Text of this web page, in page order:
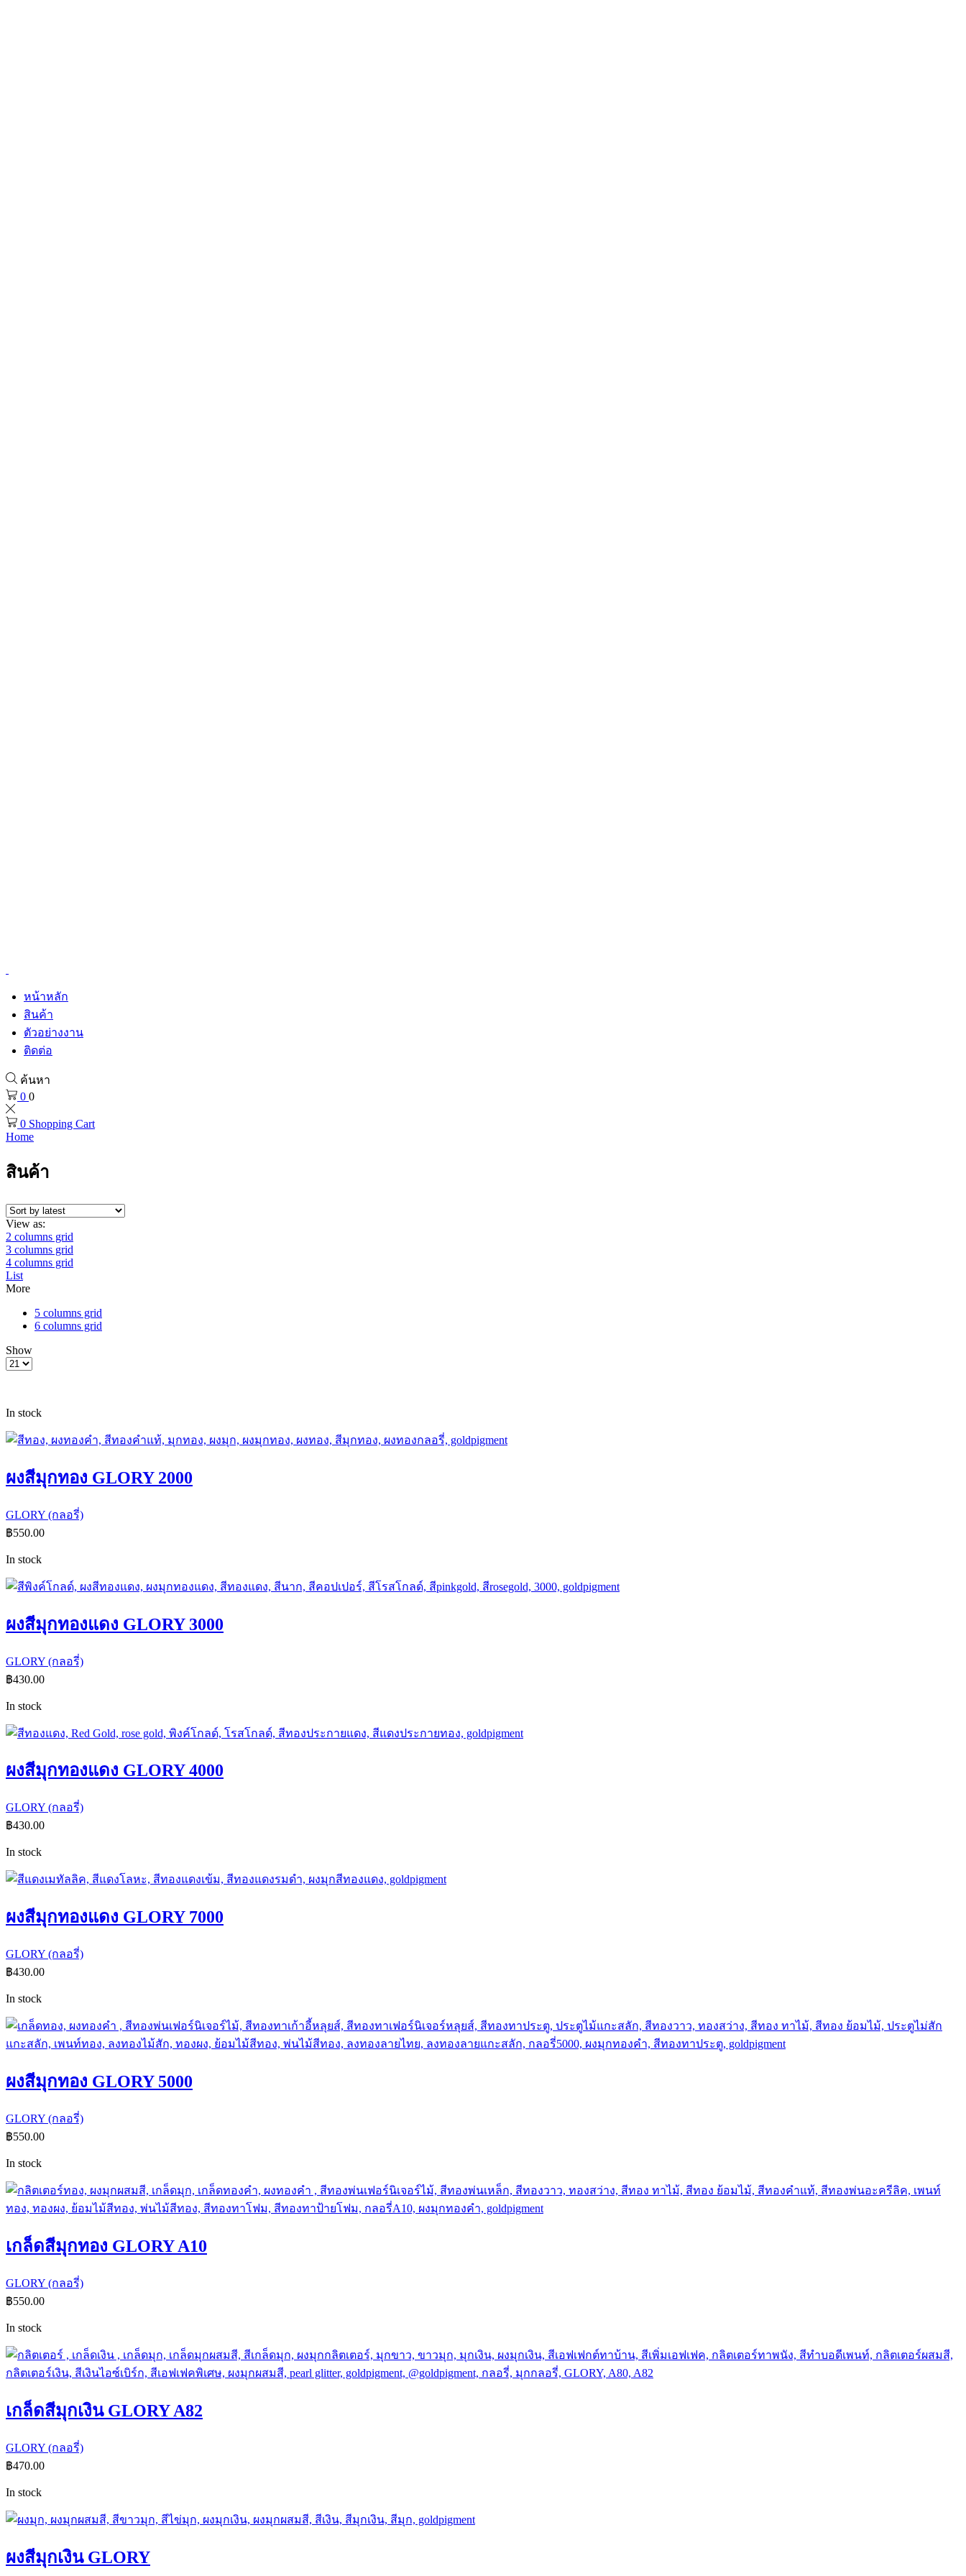
หน้าหลัก
สินค้า
ตัวอย่างงาน
ติดต่อ
ค้นหา
0 0
0 Shopping Cart
Home
สินค้า
View as:
2 columns grid
3 columns grid
4 columns grid
List
More
5 columns grid
6 columns grid
Show
In stock
ผงสีมุกทอง GLORY 2000
GLORY (กลอรี่)
฿550.00
In stock
ผงสีมุกทองแดง GLORY 3000
GLORY (กลอรี่)
฿430.00
In stock
ผงสีมุกทองแดง GLORY 4000
GLORY (กลอรี่)
฿430.00
In stock
ผงสีมุกทองแดง GLORY 7000
GLORY (กลอรี่)
฿430.00
In stock
ผงสีมุกทอง GLORY 5000
GLORY (กลอรี่)
฿550.00
In stock
เกล็ดสีมุกทอง GLORY A10
GLORY (กลอรี่)
฿550.00
In stock
เกล็ดสีมุกเงิน GLORY A82
GLORY (กลอรี่)
฿470.00
In stock
ผงสีมุกเงิน GLORY